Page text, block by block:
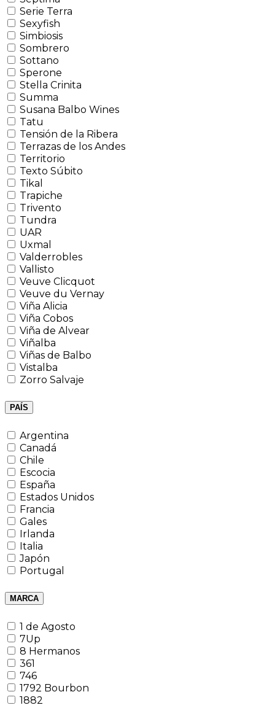
Serie Terra
Sexyfish
Simbiosis
Sombrero
Sottano
Sperone
Stella Crinita
Summa
Susana Balbo Wines
Tatu
Tensión de la Ribera
Terrazas de los Andes
Territorio
Texto Súbito
Tikal
Trapiche
Trivento
Tundra
UAR
Uxmal
Valderrobles
Vallisto
Veuve Clicquot
Veuve du Vernay
Viña Alicia
Viña Cobos
Viña de Alvear
Viñalba
Viñas de Balbo
Vistalba
Zorro Salvaje
PAÍS
Argentina
Canadá
Chile
Escocia
España
Estados Unidos
Francia
Gales
Irlanda
Italia
Japón
Portugal
MARCA
1 de Agosto
7Up
8 Hermanos
361
746
1792 Bourbon
1882